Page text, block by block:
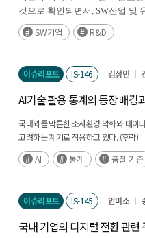
것으로 확인되면서 , SW산업 및
제기되고 있다
.(후략)
SW기업 R&D
이슈리포트 IS-146 김정민
AI기술 활용 통계의 등장 배경
국내외를 막론한 조사환경 악화와 데이
고려하는 계기로 작용하고 있다. (후략)
AI
통계 품질 기준
이슈리포트 IS-145 안미소
국내 기업의 디지털 전환 관련